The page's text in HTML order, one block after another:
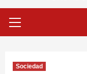
primario
Sociedad